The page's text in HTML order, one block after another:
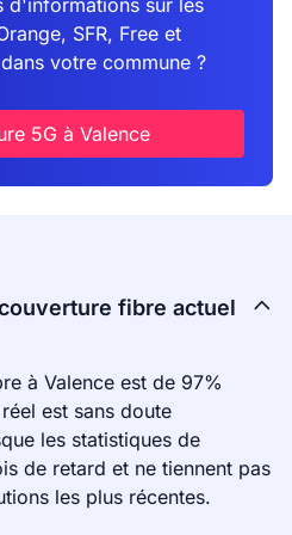
d'informations sur les
SFR, Free et
votre commune ?
5G à Valence
fibre actuel
à Valence est de 97%
réel est sans doute
les statistiques de
de retard et ne tiennent pas
les plus récentes.